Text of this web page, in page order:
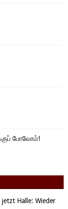
போவோம்!
Halle: Wieder